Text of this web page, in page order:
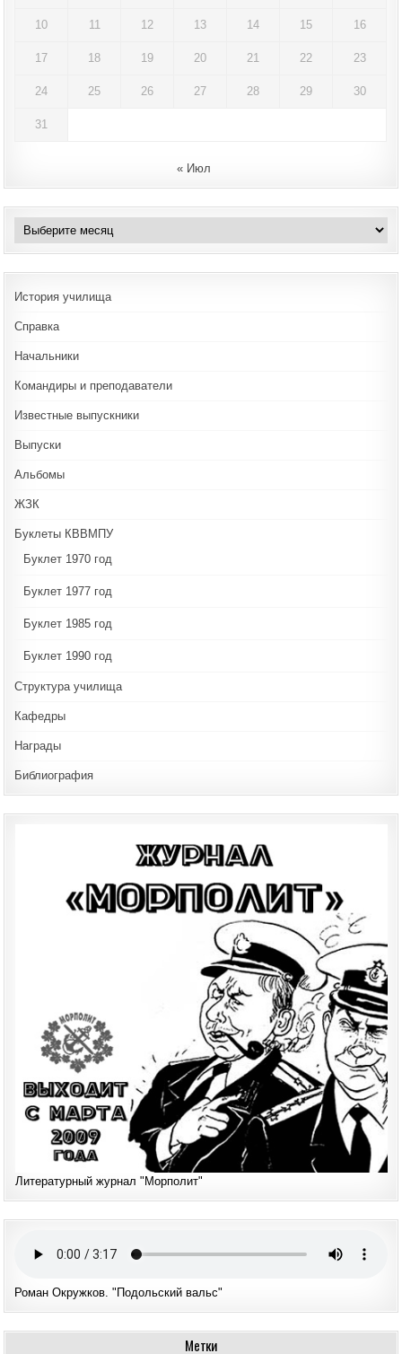
10 11 12 13 14 15 16
17 18 19 20 21 22 23
24 25 26 27 28 29 30
31
« Июл
Архивы
История училища
Справка
Начальники
Командиры и преподаватели
Известные выпускники
Выпуски
Альбомы
ЖЗК
Буклеты КВВМПУ
Буклет 1970 год
Буклет 1977 год
Буклет 1985 год
Буклет 1990 год
Структура училища
Кафедры
Награды
Библиография
Литературный журнал "Морполит"
Роман Окружков. "Подольский вальс"
Метки